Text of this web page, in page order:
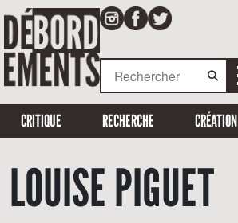
CRITIQUE RECHERCHE CRÉATION
LOUISE PIGUET